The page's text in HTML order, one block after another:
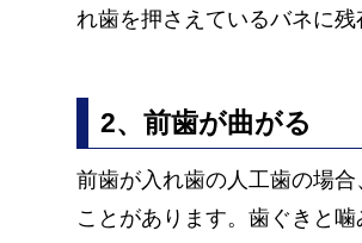
れ歯を押さえているバネに
2、前歯が曲がる
前歯が入れ歯の人工歯の場
ことがあります。歯ぐきと